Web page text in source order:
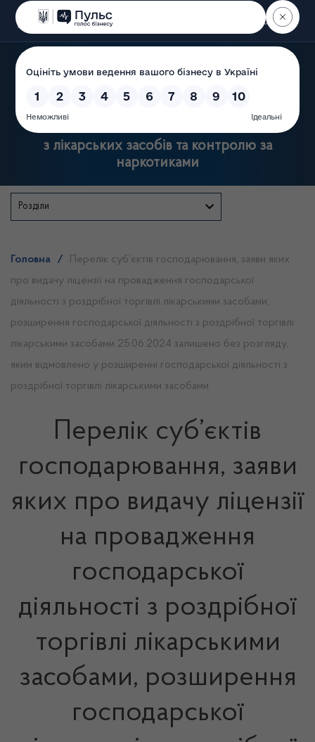
Пошук
Державна служба України
з лікарських засобів та контролю за
наркотиками
Розділи
Головна /
Перелік суб’єктів господарювання, заяви яких
про видачу ліцензії на провадження господарської
діяльності з роздрібної торгівлі лікарськими засобами,
розширення господарської діяльності з роздрібної торгівлі
лікарськими засобами 25.06.2024 залишено без розгляду,
яким відмовлено у розширенні господарської діяльності з
роздрібної торгівлі лікарськими засобами
Перелік суб’єктів
господарювання, заяви
яких про видачу ліцензії
на провадження
господарської
діяльності з роздрібної
торгівлі лікарськими
засобами, розширення
господарської